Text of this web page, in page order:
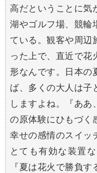
高だということに気
湖やゴルフ場、競輪
ている。観客や周辺
った上で、直近で
形なんです。日本の
ば、多くの大人は子
しますよね。『あ
の原体験にひもづく
幸せの感情のスイッ
とても有効な装置
『夏は花火で勝負